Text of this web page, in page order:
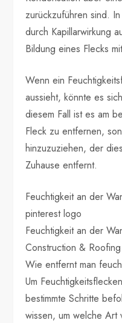
zurückzuführen sind.
durch Kapillarwirkung
Bildung eines Flecks
Wenn ein
aussieht, könnte es
diesem Fall ist es am
Fleck zu entfernen,
hinzuzuziehen, der
Zuhause entfernt.
Feuchtigkeit an der
pinterest logo
Feuchtigkeit an der
Construction & Roofing
Wie entfernt man
Um
bestimmte Schritte
wissen, um welche Art